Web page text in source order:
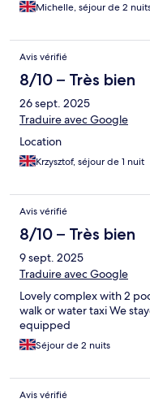
Michelle, séjour de 2
Avis vérifié
8/10 – Très bien
26 sept. 2025
Traduire avec Google
Location
Krzysztof, séjour de 1 nuit
Avis vérifié
8/10 – Très bien
9 sept. 2025
Traduire avec Google
Lovely complex with 2
walk or water taxi We
equipped
Séjour de 2 nuits
Avis vérifié